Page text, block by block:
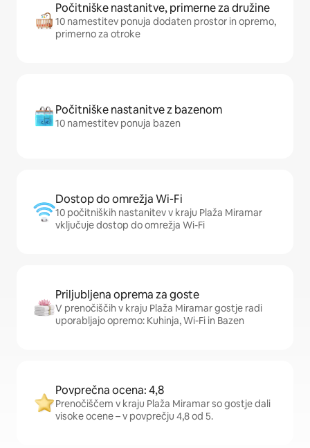
Počitniške nastanitve, primerne za družine
10 namestitev ponuja dodaten prostor in opremo,
primerno za otroke
Počitniške nastanitve z bazenom
10 namestitev ponuja bazen
Dostop do omrežja Wi-Fi
10 počitniških nastanitev v kraju Plaža Miramar
vključuje dostop do omrežja Wi-Fi
Priljubljena oprema za goste
V prenočiščih v kraju Plaža Miramar gostje radi
uporabljajo opremo: Kuhinja, Wi-Fi in Bazen
Povprečna ocena: 4,8
Prenočiščem v kraju Plaža Miramar so gostje dali
visoke ocene – v povprečju 4,8 od 5.